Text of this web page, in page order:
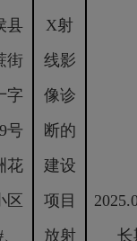
县
街
字
号
花
区
X射
线影
像诊
断的
建设
项目
放射
长